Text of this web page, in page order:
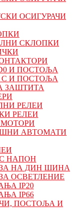
ОСИГУРАЧИ
СКЛОПКИ
И ПОСТОЉА
И ПОСТОЉА
ЗАШТИТА
РЕЛЕИ
РЕЛЕИ
МОТОРИ
АВТОМАТИ
НАПОН
НА ДИН ШИНА
ОСВЕТЛЕНИЕ
IP20
IP66
ПОСТОЉА И